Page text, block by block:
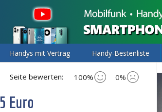
Handys mit Vertrag Handy-Bestenliste
Seite bewerten: 100% 0%
Euro